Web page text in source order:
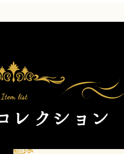
レクション